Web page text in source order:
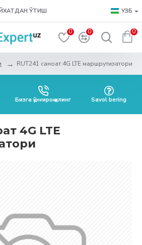
ЎТИШ УЗБ
0 0 0
RUT241 саноат 4G LTE маршрутизатори
Бизга қўнғироқ қилинг Savol bering
4G LTE